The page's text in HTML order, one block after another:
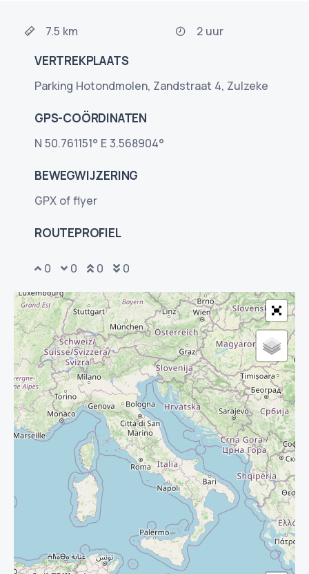
7.5 km 2 uur
VERTREKPLAATS
Parking Hotondmolen, Zandstraat 4, Zulzeke
GPS-COÖRDINATEN
N 50.761151° E 3.568904°
BEWEGWIJZERING
GPX of flyer
ROUTEPROFIEL
0 0 0 0